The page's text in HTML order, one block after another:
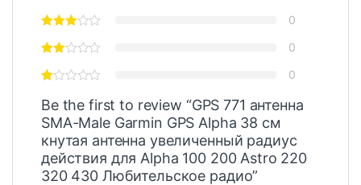
0
0
0
Be the first to review “GPS 771 антенна
SMA-Male Garmin GPS Alpha 38 см
кнутая антенна увеличенный радиус
действия для Alpha 100 200 Astro 220
320 430 Любительское радио”